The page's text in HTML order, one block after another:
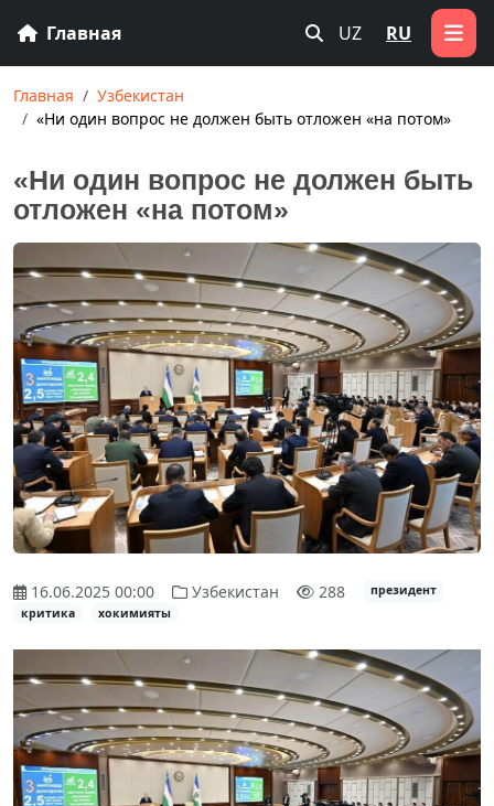
Главная UZ RU
Главная
Узбекистан
«Ни один вопрос не должен быть отложен «на потом»
«Ни один вопрос не должен быть
отложен «на потом»
16.06.2025 00:00 Узбекистан 288
президент
критика
хокимияты